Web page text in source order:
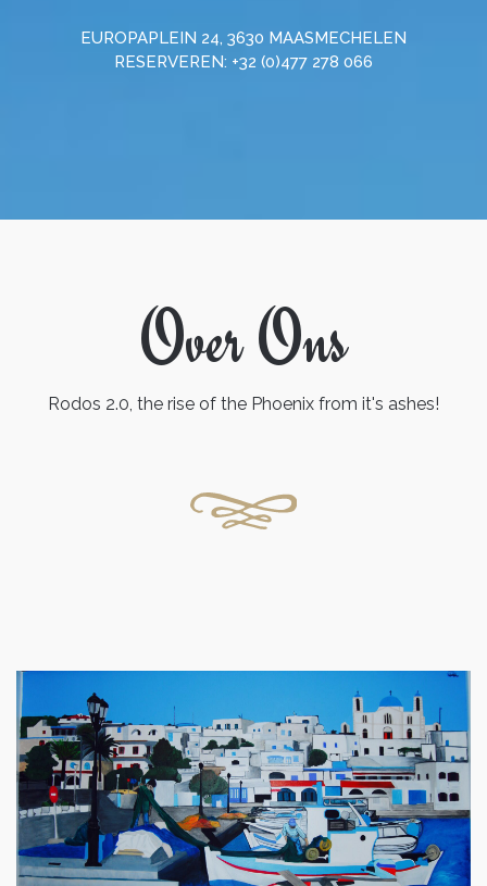
EUROPAPLEIN 24, 3630 MAASMECHELEN
RESERVEREN: +32 (0)477 278 066
Over Ons
Rodos 2.0, the rise of the Phoenix from it's ashes!